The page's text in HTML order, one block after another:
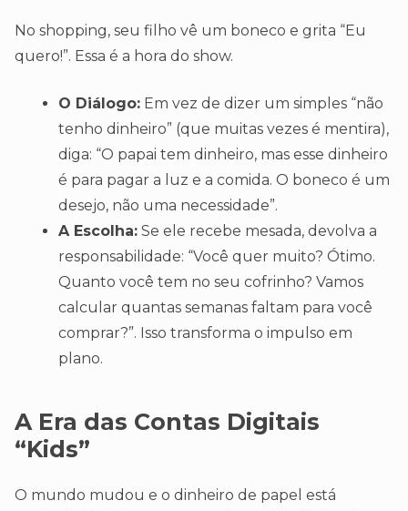
No shopping, seu filho vê um boneco e grita “Eu
quero!”. Essa é a hora do show.
O Diálogo: Em vez de dizer um simples “não
tenho dinheiro” (que muitas vezes é mentira),
diga: “O papai tem dinheiro, mas esse dinheiro
é para pagar a luz e a comida. O boneco é um
desejo, não uma necessidade”.
A Escolha: Se ele recebe mesada, devolva a
responsabilidade: “Você quer muito? Ótimo.
Quanto você tem no seu cofrinho? Vamos
calcular quantas semanas faltam para você
comprar?”. Isso transforma o impulso em
plano.
A Era das Contas Digitais
“Kids”
O mundo mudou e o dinheiro de papel está